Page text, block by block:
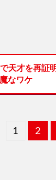
天才を再証
なワケ
固
1 ,
固
2